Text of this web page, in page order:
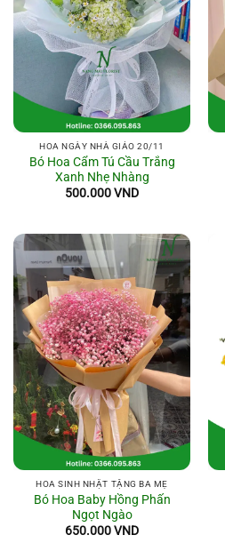
HOA NGÀY NHÀ GIÁO 20/11
Bó Hoa Cẩm Tú Cầu Trắng
Xanh Nhẹ Nhàng
500.000VND
HOA SINH NHẬT TẶNG BA MẸ
Bó Hoa Baby Hồng Phấn
Ngọt Ngào
650.000VND